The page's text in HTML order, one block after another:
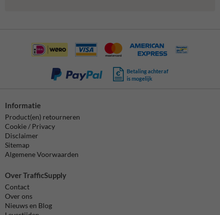
Betaling achteraf
is mogelijk
Informatie
Product(en) retourneren
Cookie / Privacy
Disclaimer
Sitemap
Algemene Voorwaarden
Over TrafficSupply
Contact
Over ons
Nieuws en Blog